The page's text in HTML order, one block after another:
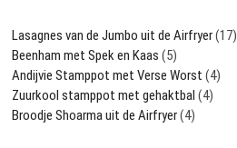
Lasagnes van de Jumbo uit de Airfryer(17)
Beenham met Spek en Kaas (5)
Andijvie Stamppot met Verse Worst (4)
Zuurkool stamppot met gehaktbal (4)
Broodje Shoarma uit de Airfryer(4)